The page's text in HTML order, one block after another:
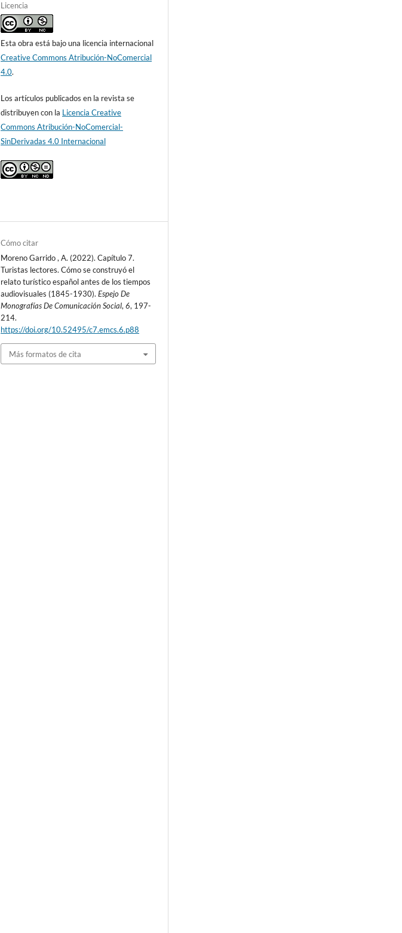
Licencia
Esta obra está bajo una licencia internacional
Creative Commons Atribución-NoComercial
4.0.
Los artículos publicados en la revista se
distribuyen con la Licencia Creative
Commons Atribución-NoComercial-
SinDerivadas 4.0 Internacional
Cómo citar
Moreno Garrido , A. (2022). Capítulo 7.
Turistas lectores. Cómo se construyó el
relato turístico español antes de los tiempos
audiovisuales (1845-1930).Espejo De
Monografías De Comunicación Social,6, 197-
214.
https://doi.org/10.52495/c7.emcs.6.p88
Más formatos de cita